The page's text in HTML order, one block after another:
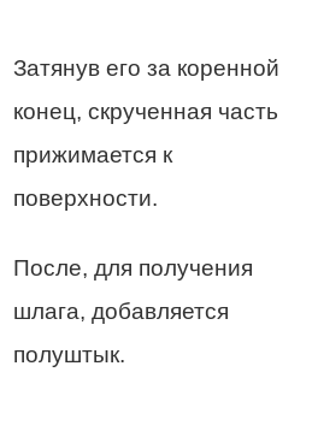
Затянув его за коренной
конец, скрученная часть
прижимается к
поверхности.
После, для получения
шлага, добавляется
полуштык.